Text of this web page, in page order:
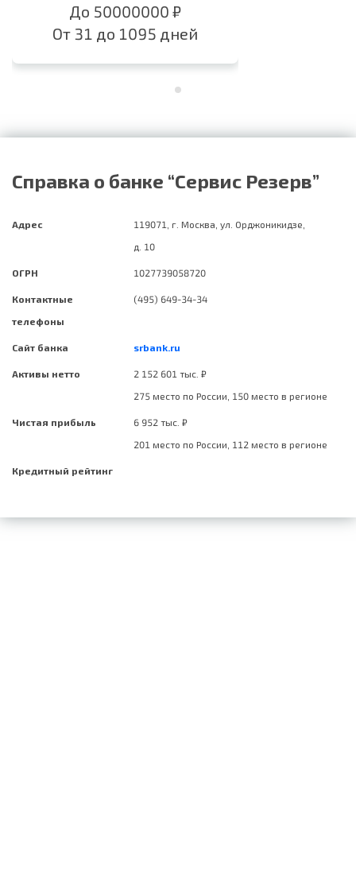
До 50000000 ₽
От 31 до 1095 дней
Справка о банке “Сервис Резерв”
Адрес
119071, г. Москва, ул. Орджоникидзе,
д. 10
ОГРН 1027739058720
Контактные
телефоны
(495) 649-34-34
Сайт банка srbank.ru
Активы нетто
2 152 601 тыс. ₽
275 место по России, 150 место в регионе
Чистая прибыль
6 952 тыс. ₽
201 место по России, 112 место в регионе
Кредитный рейтинг